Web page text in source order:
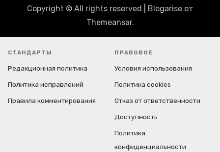
Copyright © All rights reserved Blogariseот
Themeansar.
СТАНДАРТЫ
Редакционная политика
Политика исправлений
Правила комментирования
ПРАВОВОЕ
Условия использования
Политика cookies
Отказ от ответственности
Доступность
Политика
конфиденциальности